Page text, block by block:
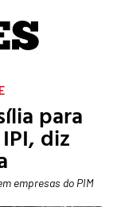
para
diz
empresas do PIM